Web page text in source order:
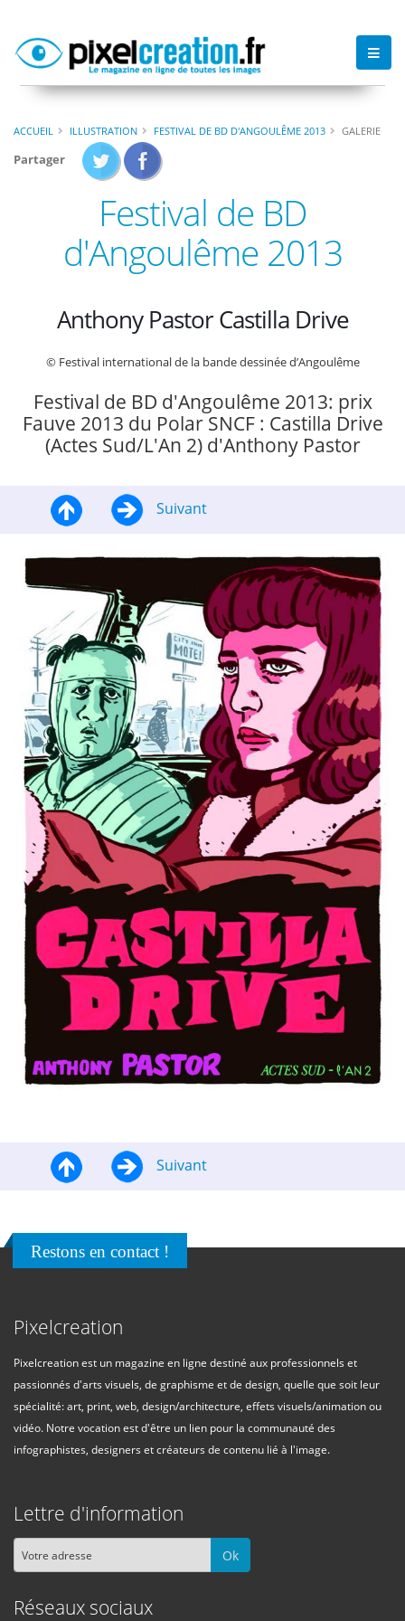
ACCUEIL ILLUSTRATION FESTIVAL DE BD D'ANGOULÊME 2013 GALERIE
Partager
Festival de BD
d'Angoulême 2013
Anthony Pastor Castilla Drive
© Festival international de la bande dessinée d’Angoulême
Festival de BD d'Angoulême 2013: prix
Fauve 2013 du Polar SNCF : Castilla Drive
(Actes Sud/L'An 2) d'Anthony Pastor
Suivant
Suivant
Restons en contact !
Pixelcreation
Pixelcreation est un magazine en ligne destiné aux professionnels et
passionnés d'arts visuels, de graphisme et de design, quelle que soit leur
spécialité: art, print, web, design/architecture, effets visuels/animation ou
vidéo. Notre vocation est d'être un lien pour la communauté des
infographistes, designers et créateurs de contenu lié à l'image.
Lettre d'information
Ok
Réseaux sociaux